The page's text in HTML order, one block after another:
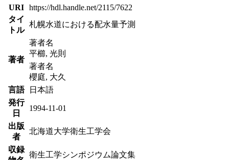
URI https://hdl.handle.net/2115/7622
タイ
トル
札幌水道における配水量予測
著者
著者名
平櫛, 光則
著者名
櫻庭, 大久
言語
日本語
発行
日
1994-11-01
出版
者
北海道大学衛生工学会
収録
衛生工学シンポジウム論文集